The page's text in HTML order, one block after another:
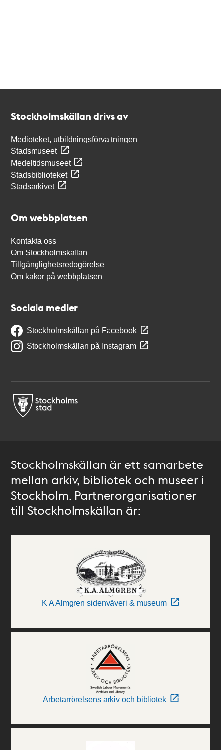
Stockholmskällan drivs av
Medioteket, utbildningsförvaltningen
Stadsmuseet
Medeltidsmuseet
Stadsbiblioteket
Stadsarkivet
Om webbplatsen
Kontakta oss
Om Stockholmskällan
Tillgänglighetsredogörelse
Om kakor på webbplatsen
Sociala medier
Stockholmskällan på Facebook
Stockholmskällan på Instagram
Stockholmskällan är ett samarbete
mellan arkiv, bibliotek och museer i
Stockholm. Partnerorganisationer
till Stockholmskällan är:
K A Almgren sidenväveri & museum
Arbetarrörelsens arkiv och bibliotek